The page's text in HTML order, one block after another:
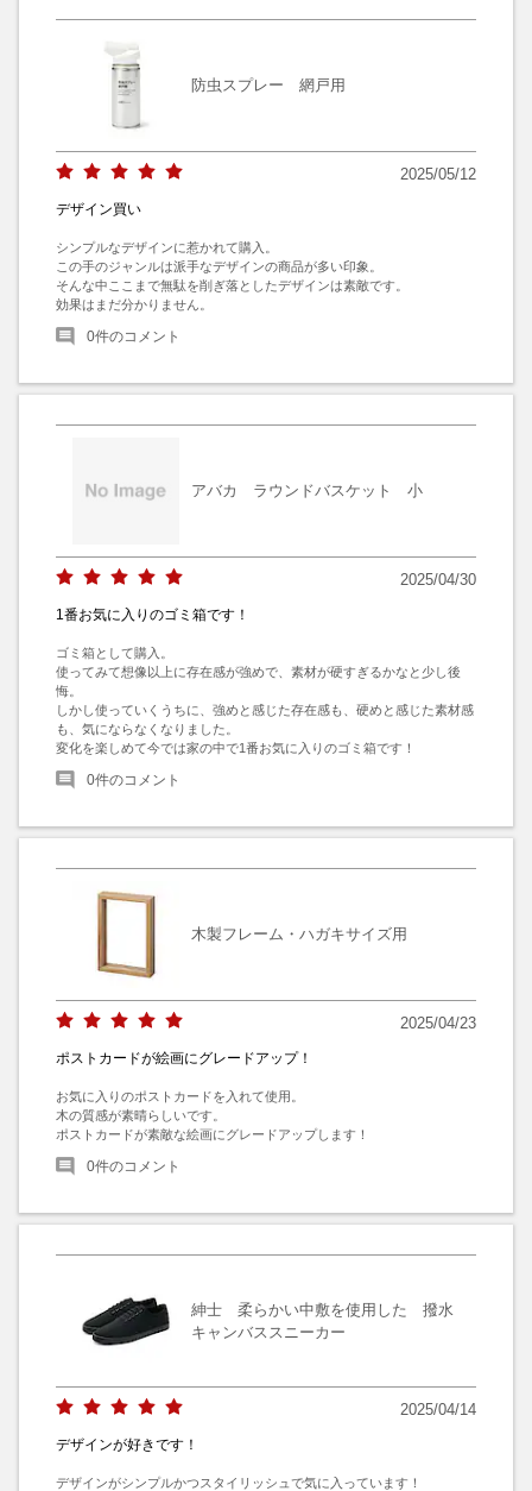
防虫スプレー 網戸用
2025/05/12
デザイン買い
シンプルなデザインに惹かれて購入。
この手のジャンルは派手なデザインの商品が多い印象。
そんな中ここまで無駄を削ぎ落としたデザインは素敵です。
効果はまだ分かりません。
0件のコメント
アバカ ラウンドバスケット 小
2025/04/30
1番お気に入りのゴミ箱です！
ゴミ箱として購入。
使ってみて想像以上に存在感が強めで、素材が硬すぎるかなと少し後
悔。
しかし使っていくうちに、強めと感じた存在感も、硬めと感じた素材感
も、気にならなくなりました。
変化を楽しめて今では家の中で1番お気に入りのゴミ箱です！
0件のコメント
木製フレーム・ハガキサイズ用
2025/04/23
ポストカードが絵画にグレードアップ！
お気に入りのポストカードを入れて使用。
木の質感が素晴らしいです。
ポストカードが素敵な絵画にグレードアップします！
0件のコメント
紳士 柔らかい中敷を使用した 撥水
キャンバススニーカー
2025/04/14
デザインが好きです！
デザインがシンプルかつスタイリッシュで気に入っています！